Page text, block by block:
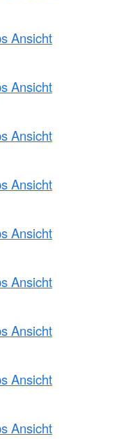
Ansicht
Ansicht
Ansicht
Ansicht
Ansicht
Ansicht
Ansicht
Ansicht
Ansicht